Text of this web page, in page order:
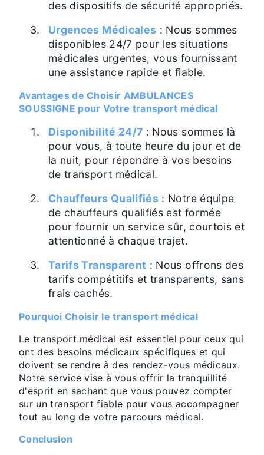
des dispositifs de sécurité appropriés.
Urgences Médicales : Nous sommes
disponibles 24/7 pour les situations
médicales urgentes, vous fournissant
une assistance rapide et fiable.
Avantages de Choisir AMBULANCES
SOUSSIGNE pour Votre transport médical
Disponibilité 24/7 : Nous sommes là
pour vous, à toute heure du jour et de
la nuit, pour répondre à vos besoins
de transport médical.
Chauffeurs Qualifiés : Notre équipe
de chauffeurs qualifiés est formée
pour fournir un service sûr, courtois et
attentionné à chaque trajet.
Tarifs Transparent : Nous offrons des
tarifs compétitifs et transparents, sans
frais cachés.
Pourquoi Choisir le transport médical
Le transport médical est essentiel pour ceux qui
ont des besoins médicaux spécifiques et qui
doivent se rendre à des rendez-vous médicaux.
Notre service vise à vous offrir la tranquillité
d'esprit en sachant que vous pouvez compter
sur un transport fiable pour vous accompagner
tout au long de votre parcours médical.
Conclusion